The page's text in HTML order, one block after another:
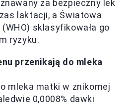
za bezpieczny lek
laktacji, a Światowa
sklasyfikowała go
ryzyku.
przenikają do mleka
mleka matki w znikomej
0,0008% dawki